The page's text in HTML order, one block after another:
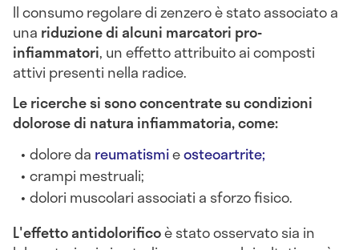
Il consumo regolare di zenzero è stato associato a
una riduzione di alcuni marcatori pro-
infiammatori, un effetto attribuito ai composti
attivi presenti nella radice.
Le ricerche si sono concentrate su condizioni
dolorose di natura infiammatoria, come:
dolore da reumatismieosteoartrite;
crampi mestruali;
dolori muscolari associati a sforzo fisico.
L'effetto antidolorificoè stato osservato sia in